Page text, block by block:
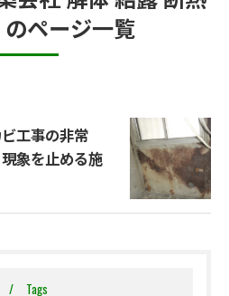
ページ一覧
工事の非常
象を止める施
Tags